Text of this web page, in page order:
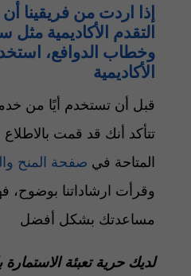
التقدم الأكاديمية مثل
وخطاب الدوافع،
الأكاديمية
قبل أن تستخدم أيًا من
تتأكد أنك قد قمت
المتاحة في صفحة المنح
وقرأت ارشاداتنا بوضوح،
مساعدتك بشكل أفضل